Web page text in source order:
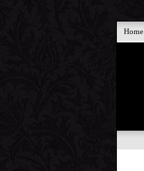
Home